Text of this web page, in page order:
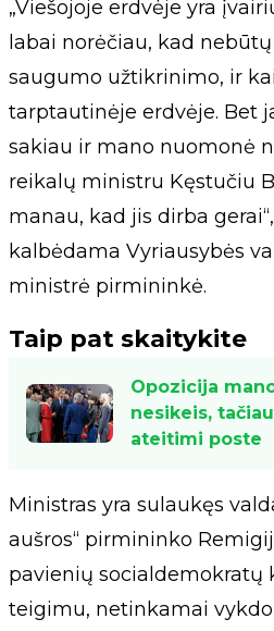
„Viešojoje erdvėje yra
labai norėčiau, kad
saugumo užtikrinimo, ir
tarptautinėje erdvėje. Bet
sakiau ir mano nuomonė
reikalų ministru Kęstučiu
manau, kad jis dirba
kalbėdama Vyriausybės
ministrė pirmininkė.
Taip pat skaitykite
Opozicija
nesikeis,
ateitimi poste
Ministras yra sulaukęs
aušros“ pirmininko
pavienių socialdemokratų
teigimu, netinkamai